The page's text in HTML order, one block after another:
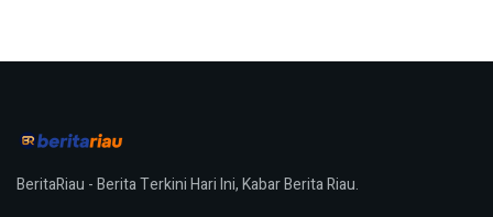
BeritaRiau - Berita Terkini Hari Ini, Kabar Berita Riau.